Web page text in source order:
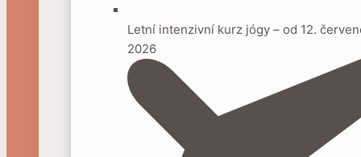
Letní intenzivní kurz jógy – od 12.
2026